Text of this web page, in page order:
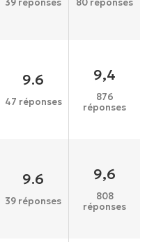
39 réponses 80 réponses
9.6
47 réponses
9,4
876
réponses
9.6
39 réponses
9,6
808
réponses